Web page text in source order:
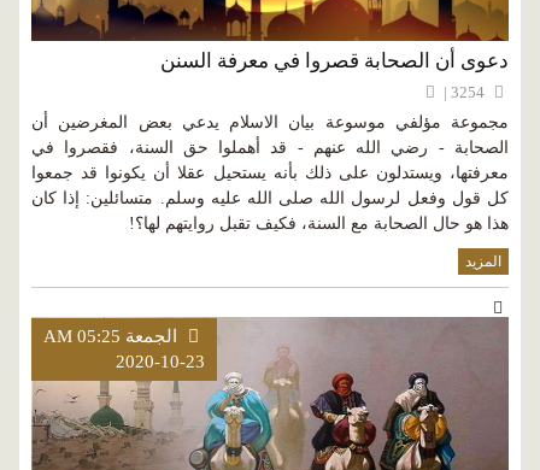
دعوى أن الصحابة قصروا في معرفة السنن
مجموعة مؤلفي موسوعة بيان الاسلام يدعي بعض المغرضين أن
الصحابة - رضي الله عنهم - قد أهملوا حق السنة، فقصروا في
معرفتها، ويستدلون على ذلك بأنه يستحيل عقلا أن يكونوا قد جمعوا
كل قول وفعل لرسول الله صلى الله عليه وسلم. متسائلين: إذا كان
هذا هو حال الصحابة مع السنة، فكيف تقبل روايتهم لها؟!
المزيد
الجمعة AM 05:25
2020-10-23